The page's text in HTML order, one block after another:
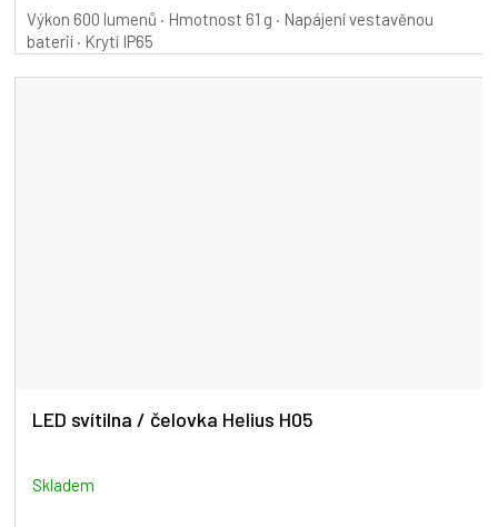
Výkon 600 lumenů · Hmotnost 61 g · Napájení vestavěnou
baterií · Krytí IP65
LED svítilna / čelovka Helius H05
Skladem